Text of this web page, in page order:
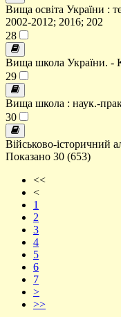
Вища освіта України :
2002-2012; 2016; 202
28
Вища школа України. -
29
Вища школа : наук.-
30
Військово-історичний
Показано 30 (653)
<<
<
1
2
3
4
5
6
7
>
>>